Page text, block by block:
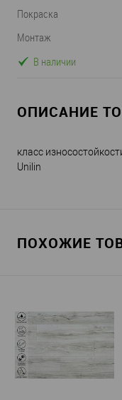
Покраска
Монтаж
В наличии
ОПИСАНИЕ
класс
Unilin
ПОХОЖИЕ